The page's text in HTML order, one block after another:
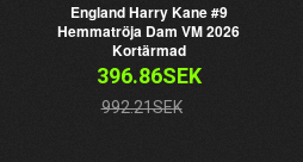
England Harry Kane #9
Hemmatröja Dam VM 2026
Kortärmad
396.86SEK
992.21SEK